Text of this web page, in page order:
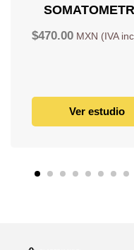
$470.00
Ver estudio